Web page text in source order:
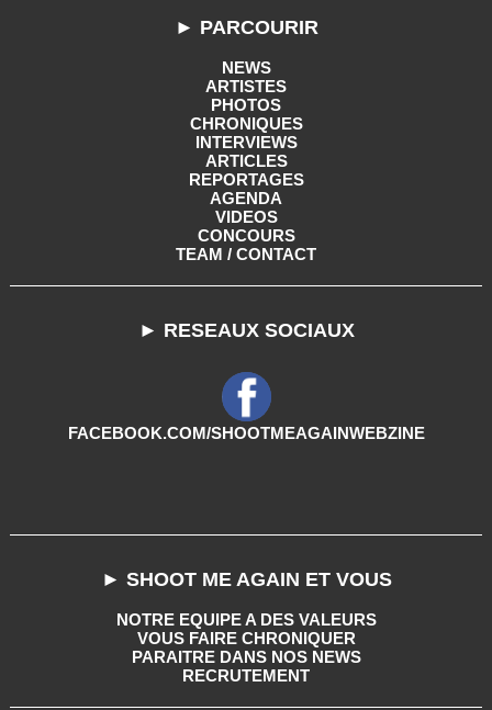
► PARCOURIR
NEWS
ARTISTES
PHOTOS
CHRONIQUES
INTERVIEWS
ARTICLES
REPORTAGES
AGENDA
VIDEOS
CONCOURS
TEAM / CONTACT
► RESEAUX SOCIAUX
FACEBOOK.COM/SHOOTMEAGAINWEBZINE
► SHOOT ME AGAIN ET VOUS
NOTRE EQUIPE A DES VALEURS
VOUS FAIRE CHRONIQUER
PARAITRE DANS NOS NEWS
RECRUTEMENT